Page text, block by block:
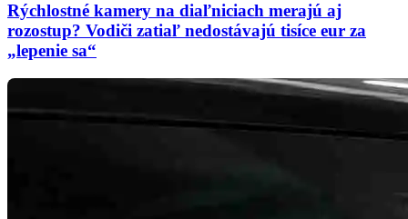
Rýchlostné kamery na diaľniciach merajú aj
rozostup? Vodiči zatiaľ nedostávajú tisíce eur za
„lepenie sa“